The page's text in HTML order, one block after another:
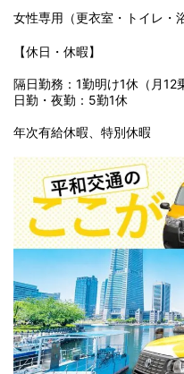
女性専用（更衣室・トイレ・
【休日・休暇】
隔日勤務：1勤明け1休（月12
日勤・夜勤：5勤1休
年次有給休暇、特別休暇